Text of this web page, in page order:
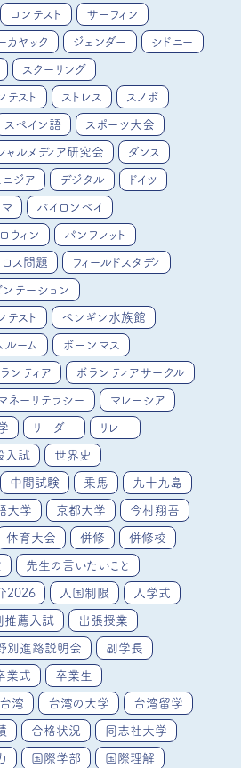
コンテスト サーフィン
カヤック ジェンダー シドニー
スクーリング
テスト ストレス スノボ
スペイン語 スポーツ大会
ャルメディア研究会 ダンス
ニジア デジタル ドイツ
バイロンベイ
ウィン パンフレット
ロス問題 フィールドスタディ
ンテーション
テスト ペンギン水族館
ルーム ボーンマス
ンティア ボランティアサークル
ネーリテラシー マレーシア
リーダー リレー
入試 世界史
中間試験 乗馬 九十九島
大学 京都大学 今村翔吾
体育大会 併修 併修校
先生の言いたいこと
2026 入国制限 入学式
推薦入試 出張授業
別進路説明会 副学長
業式 卒業生
台湾 台湾の大学 台湾留学
合格状況 同志社大学
国際学部 国際理解